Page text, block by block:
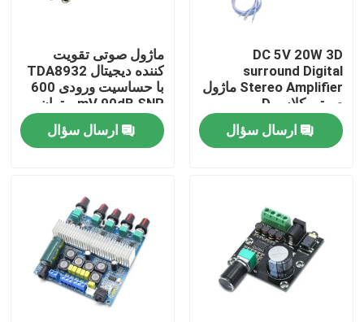
خونه
محصولات
بازدید از کارخانه
کنترل کیفیت
DC 5V 20W 3D
surround Digital
Stereo Amplifier ماژول
صوتی کلاس D
ارسال سؤال
ماژول صوتی تقویت
کننده دیجیتال TDA8932
با حساسیت ورودی 600
mV 90dB SNR و توان
خروجی 3W
ارسال سؤال